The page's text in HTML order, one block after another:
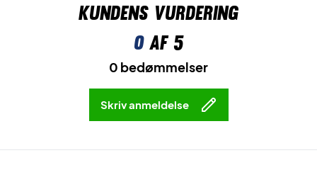
Kundens vurdering
0af 5
0 bedømmelser
Skriv anmeldelse